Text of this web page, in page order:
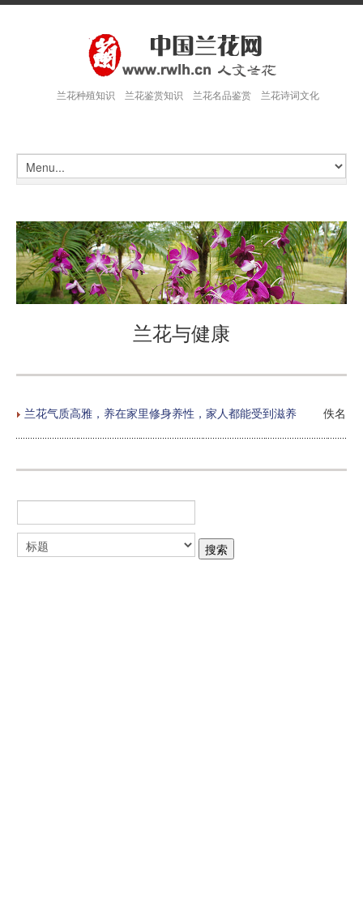
兰花种殖知识 兰花鉴赏知识 兰花名品鉴赏 兰花诗词文化
兰花与健康
兰花气质高雅，养在家里修身养性，家人都能受到滋养 佚名